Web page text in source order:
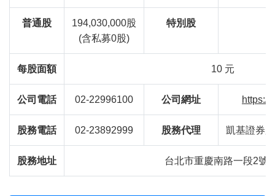
普通股
194,030,000股
(含私募0股)
特別股
每股面額 10 元
公司電話 02-22996100 公司網址 https://
股務電話 02-23892999 股務代理 凱基證券
股務地址 台北市重慶南路一段2號